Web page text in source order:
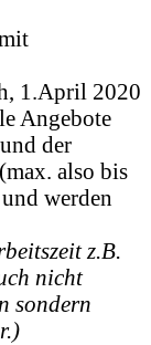
1.April 2020
Angebote
der
also bis
werden
z.B.
nicht
sondern